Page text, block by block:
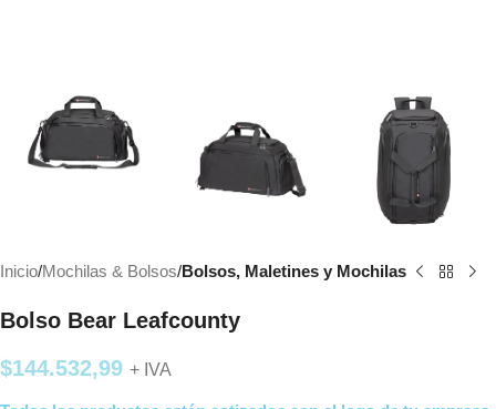
Inicio Mochilas & Bolsos Bolsos, Maletines y Mochilas
Bolso Bear Leafcounty
$144.532,99 + IVA